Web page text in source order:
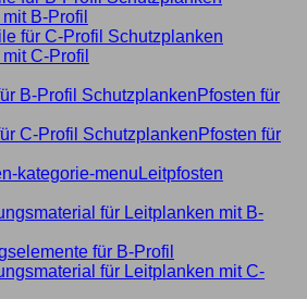
B-Profil
C-Profil
Pfosten für
Pfosten für
Leitpfosten
für B-Profil